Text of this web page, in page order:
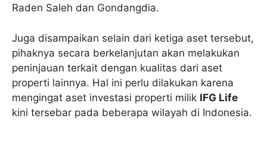
Raden Saleh dan Gondangdia.
Juga disampaikan selain dari ketiga aset tersebut,
pihaknya secara berkelanjutan akan melakukan
peninjauan terkait dengan kualitas dari aset
properti lainnya. Hal ini perlu dilakukan karena
mengingat aset investasi properti milik IFG Life
kini tersebar pada beberapa wilayah di Indonesia.